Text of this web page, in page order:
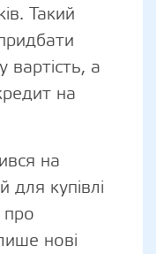
Такий
а
на
на
купівлі
нові